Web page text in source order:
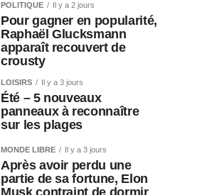
POLITIQUE Il y a 2 jours
Pour gagner en popularité,
Raphaël Glucksmann
apparaît recouvert de
crousty
LOISIRS Il y a 3 jours
Été – 5 nouveaux
panneaux à reconnaître
sur les plages
MONDE LIBRE Il y a 3 jours
Après avoir perdu une
partie de sa fortune, Elon